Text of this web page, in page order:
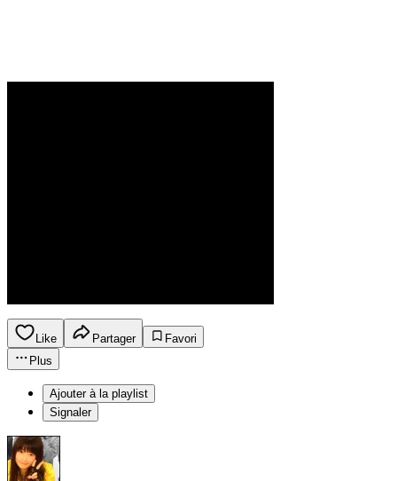
Like Partager
Favori
Plus
Ajouter à la playlist
Signaler